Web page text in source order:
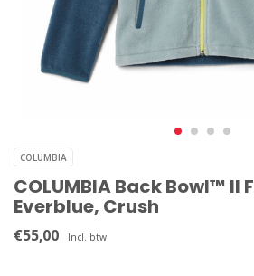
COLUMBIA
COLUMBIA Back Bowl™ II
Everblue, Crush
€55,00 Incl. btw